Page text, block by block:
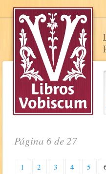
Página 6 de 27
1 2 3 4 5